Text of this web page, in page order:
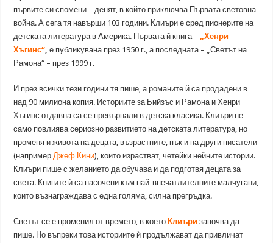
първите си спомени – денят, в който приключва Първата световна
война. А сега тя навърши 103 години. Клиъри е сред пионерите на
детската литература в Америка. Първата й книга –
„Хенри
Хъгинс“ е публикувана през 1950 г., а последната – „Светът на
Рамона“ – през 1999 г.
И през всички тези години тя пише, а романите й са продадени в
над 90 милиона копия. Историите за Бийзъс и Рамона и Хенри
Хъгинс отдавна са се превърнали в детска класика. Клиъри не
само повлиява сериозно развитието на детската литература, но
променя и живота на децата, възрастните, пък и на други писатели
(например Джеф Кини), които израстват, четейки нейните истории.
Клиъри пише с желанието да обучава и да подготвя децата за
света. Книгите ѝ са насочени към най-впечатлителните малчугани,
които възнаграждава с една голяма, силна прегръдка.
Светът се е променил от времето, в което Клиъри започва да
пише. Но въпреки това историите ѝ продължават да привличат